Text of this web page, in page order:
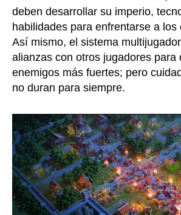
deben desarrollar su imperio,
habilidades para enfrentarse a los
Así mismo, el sistema
alianzas con otros jugadores para
enemigos más fuertes; pero
no duran para siempre.